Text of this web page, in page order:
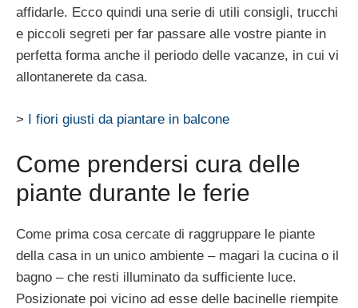
affidarle. Ecco quindi una serie di utili consigli, trucchi
e piccoli segreti per far passare alle vostre piante in
perfetta forma anche il periodo delle vacanze, in cui vi
allontanerete da casa.
> I fiori giusti da piantare in balcone
Come prendersi cura delle
piante durante le ferie
Come prima cosa cercate di raggruppare le piante
della casa in un unico ambiente – magari la cucina o il
bagno – che resti illuminato da sufficiente luce.
Posizionate poi vicino ad esse delle bacinelle riempite